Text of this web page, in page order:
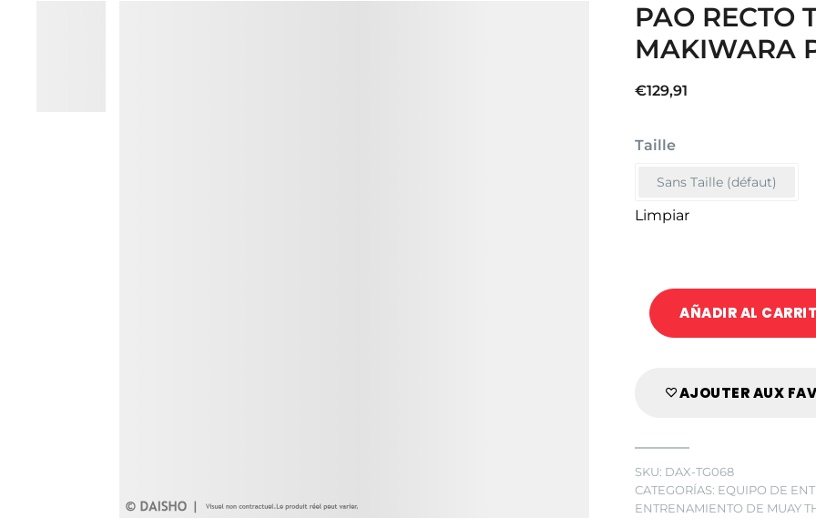
PAO RECTO
MAKIWARA
€129,91
Taille
Sans Taille (défaut)
Limpiar
AÑADIR AL
AJOUTER AUX
SKU: DAX-TG068
CATEGORÍAS: EQUIPO DE
ENTRENAMIENTO DE MUAY